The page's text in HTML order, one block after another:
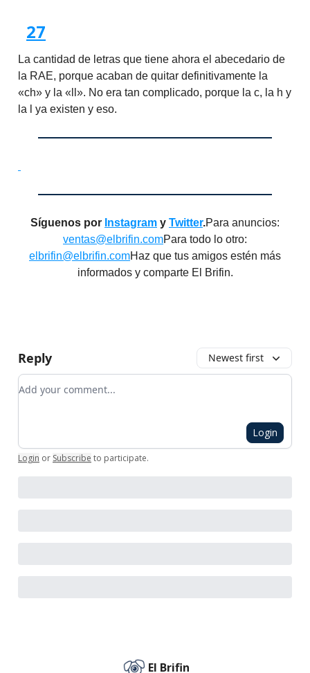
27
La cantidad de letras que tiene ahora el abecedario de
la RAE, porque acaban de quitar definitivamente la
«ch» y la «ll». No era tan complicado, porque la c, la h y
la l ya existen y eso.
Síguenos por Instagram y Twitter.Para anuncios:
ventas@elbrifin.comPara todo lo otro:
elbrifin@elbrifin.comHaz que tus amigos estén más
informados y comparte El Brifin.
Reply Newest first
Add your comment
Login
Login or Subscribe to participate.
El Brifin